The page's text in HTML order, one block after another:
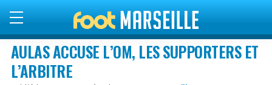
AULAS ACCUSE L’OM, LES SUPPORTERS ET
L’ARBITRE